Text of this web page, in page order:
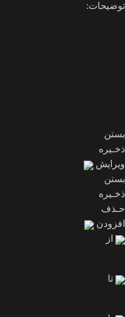
توضیحات:
بستن
ذخـیره
ویرایش
بستن
ذخـیره
حـذف
افزودن
از
تا